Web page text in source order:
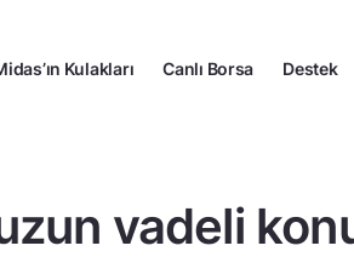
Kulakları Canlı Borsa Destek
vadeli